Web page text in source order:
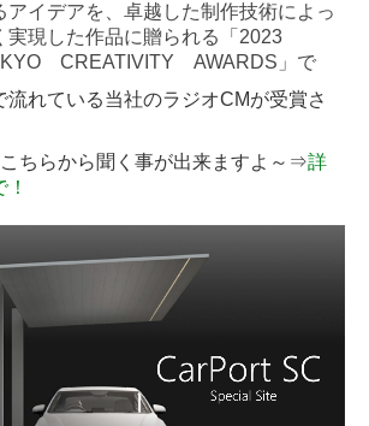
アイデアを、卓越した制作技術によっ
実現した作品に贈られる「2023
CREATIVITY AWARDS」で
流れている当社のラジオCMが受賞さ
ちらから聞く事が出来ますよ～⇒詳